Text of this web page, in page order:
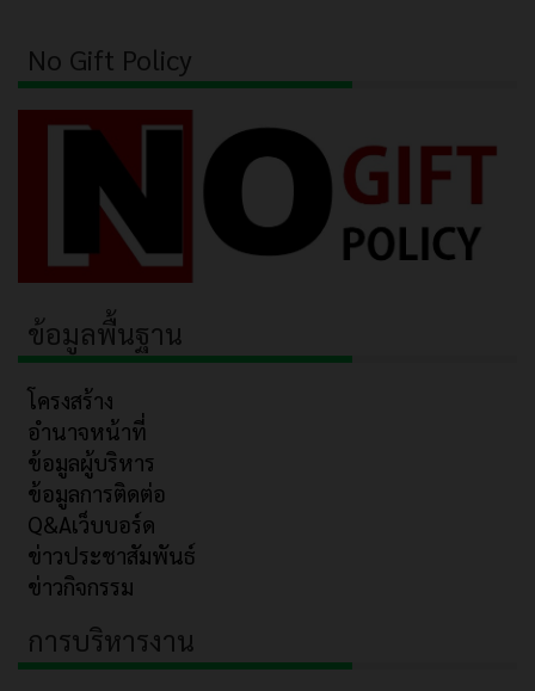
No Gift Policy
ข้อมูลพื้นฐาน
โครงสร้าง
อำนาจหน้าที่
ข้อมูลผู้บริหาร
ข้อมูลการติดต่อ
Q&Aเว็บบอร์ด
ข่าวประชาสัมพันธ์
ข่าวกิจกรรม
การบริหารงาน